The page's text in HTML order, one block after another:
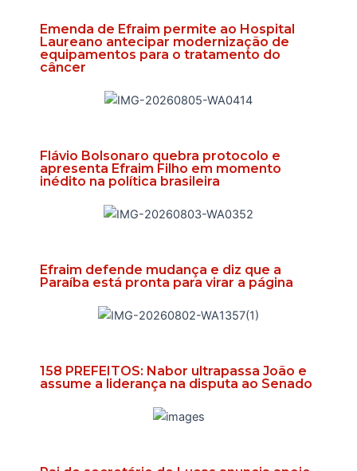
Emenda de Efraim permite ao Hospital
Laureano antecipar modernização de
equipamentos para o tratamento do
câncer
Flávio Bolsonaro quebra protocolo e
apresenta Efraim Filho em momento
inédito na política brasileira
Efraim defende mudança e diz que a
Paraíba está pronta para virar a página
158 PREFEITOS: Nabor ultrapassa João e
assume a liderança na disputa ao Senado